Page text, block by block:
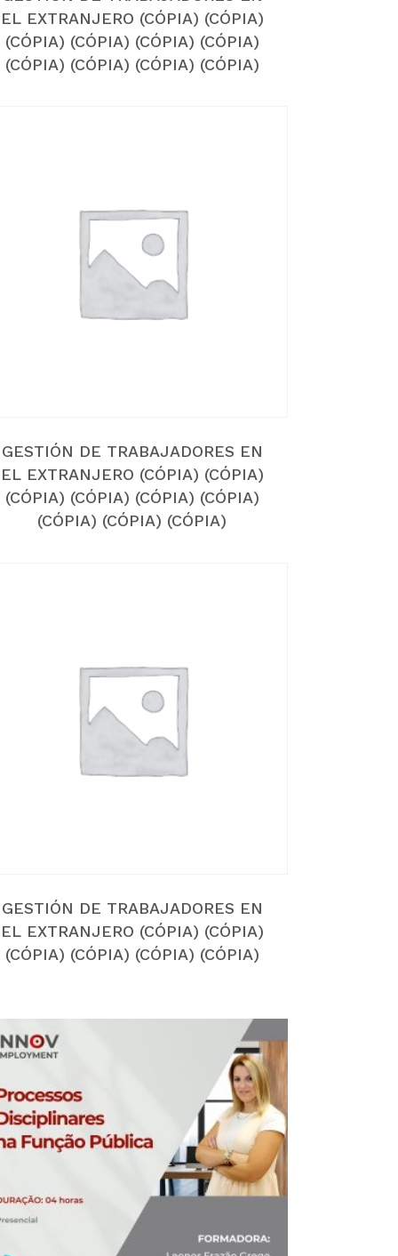
PRODUCTOS EN EL
CARRITO.
EL EXTRANJERO (CÓPIA) (CÓPIA)
(CÓPIA) (CÓPIA) (CÓPIA) (CÓPIA)
(CÓPIA) (CÓPIA) (CÓPIA) (CÓPIA)
GESTIÓN DE TRABAJADORES EN
EL EXTRANJERO (CÓPIA) (CÓPIA)
(CÓPIA) (CÓPIA) (CÓPIA) (CÓPIA)
(CÓPIA) (CÓPIA) (CÓPIA)
GESTIÓN DE TRABAJADORES EN
EL EXTRANJERO (CÓPIA) (CÓPIA)
(CÓPIA) (CÓPIA) (CÓPIA) (CÓPIA)